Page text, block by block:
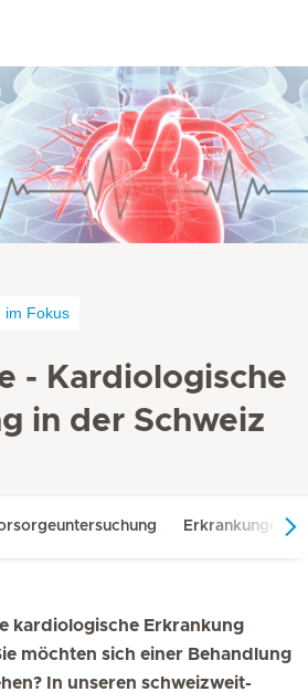
im Fokus
- Kardiologische
in der Schweiz
Erkrankungen &
kardiologische Erkrankung
möchten sich einer Behandlung
In unseren schweizweit-